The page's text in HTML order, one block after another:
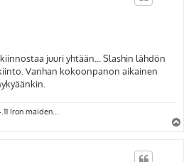
juuri yhtään... Slashin lähdön
Vanhan kokoonpanon aikainen
Iron maiden...